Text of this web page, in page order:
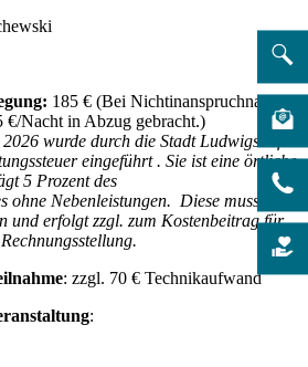
185 € (Bei Nichtinanspruchnahme
Nacht in Abzug gebracht.)
wurde durch die Stadt Ludwigshafen
eingeführt . Sie ist eine örtliche
5 Prozent des
ohne Nebenleistungen. Diese muss
und erfolgt zzgl. zum Kostenbeitrag für
: zzgl. 70 € Technikaufwand
: